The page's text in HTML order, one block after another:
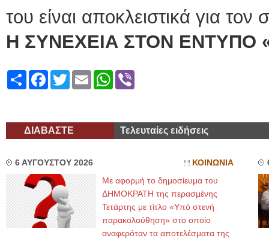
του είναι αποκλειστικά για
Η ΣΥΝΕΧΕΙΑ ΣΤΟΝ ΕΝΤΥΠΟ
ShareFacebook
TwitterEmailWhatsApp
ΔΙΑΒΑΣΤΕ Τελευταίες ειδήσεις
6 ΑΥΓΟΥΣΤΟΥ 2026 ΚΟΙΝΩΝΙΑ
Με αφορμή το δημοσίευμα του
ΔΗΜΟΚΡΑΤΗ της περασμένης
Τετάρτης με τίτλο «Υπό στενή
παρακολούθηση» στο οποίο
αναφερόταν τα αποτελέσματα της